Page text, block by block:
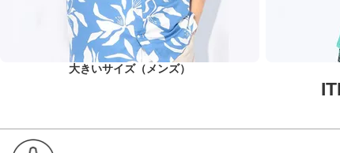
大きいサイズ（メンズ）